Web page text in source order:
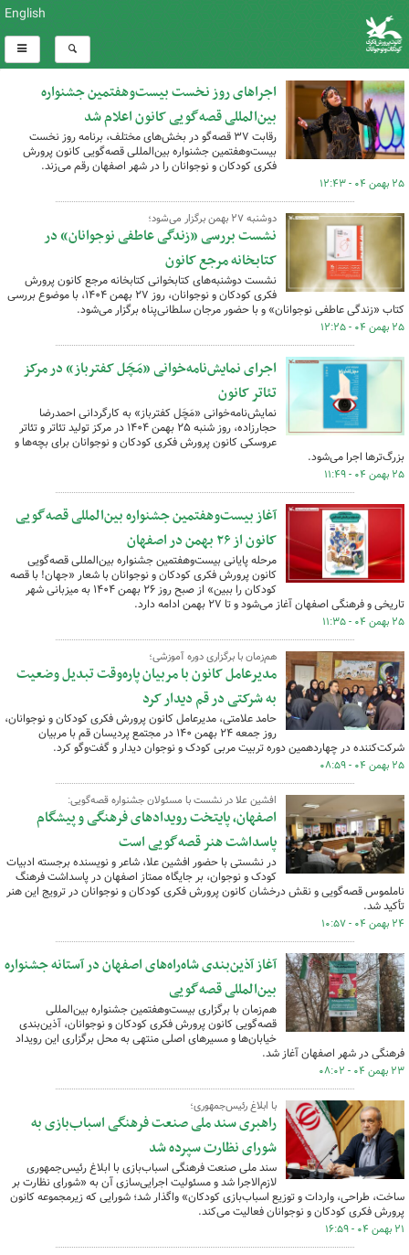
English
اجراهای روز نخست بیست‌وهفتمین جشنواره
بین‌المللی قصه‌گویی کانون اعلام شد
رقابت ۳۷ قصه‌گو در بخش‌های مختلف، برنامه روز نخست
بیست‌وهفتمین جشنواره بین‌المللی قصه‌گویی کانون پرورش
فکری کودکان و نوجوانان را در شهر اصفهان رقم می‌زند.
۲۵ بهمن ۰۴ - ۱۲:۴۳
دوشنبه ۲۷ بهمن برگزار می‌شود؛
نشست بررسی «زندگی عاطفی نوجوانان» در
کتابخانه مرجع کانون
نشست دوشنبه‌های کتابخوانی کتابخانه مرجع کانون پرورش
فکری کودکان و نوجوانان، روز ۲۷ بهمن ۱۴۰۴، با موضوع بررسی
کتاب «زندگی عاطفی نوجوانان» و با حضور مرجان سلطانی‌پناه برگزار می‌شود.
۲۵ بهمن ۰۴ - ۱۲:۲۵
اجرای نمایش‌نامه‌خوانی «مَچَل کفترباز» در مرکز
تئاتر کانون
نمایش‌نامه‌خوانی «مَچَل کفترباز» به کارگردانی احمدرضا
حجارزاده، روز شنبه ۲۵ بهمن ۱۴۰۴ در مرکز تولید تئاتر و تئاتر
عروسکی کانون پرورش فکری کودکان و نوجوانان برای بچه‌ها و
بزرگ‌ترها اجرا می‌شود.
۲۵ بهمن ۰۴ - ۱۱:۴۹
آغاز بیست‌وهفتمین جشنواره بین‌المللی قصه‌گویی
کانون از ۲۶ بهمن در اصفهان
مرحله پایانی بیست‌وهفتمین جشنواره بین‌المللی قصه‌گویی
کانون پرورش فکری کودکان و نوجوانان با شعار «جهان! با قصه
کودکان را ببین» از صبح روز ۲۶ بهمن ۱۴۰۴ به میزبانی شهر
تاریخی و فرهنگی اصفهان آغاز می‌شود و تا ۲۷ بهمن ادامه دارد.
۲۵ بهمن ۰۴ - ۱۱:۳۵
هم‌زمان با برگزاری دوره آموزشی؛
مدیرعامل کانون با مربیان پاره‌وقت تبدیل وضعیت
به شرکتی در قم دیدار کرد
حامد علامتی، مدیرعامل کانون پرورش فکری کودکان و نوجوانان،
روز جمعه ۲۴ بهمن ۱۴۰ در مجتمع پردیسان قم با مربیان
شرکت‌کننده در چهاردهمین دوره تربیت مربی کودک و نوجوان دیدار و گفت‌وگو کرد.
۲۵ بهمن ۰۴ - ۰۸:۵۹
افشین علا در نشست با مسئولان جشنواره قصه‌گویی:
اصفهان، پایتخت رویدادهای فرهنگی و پیشگام
پاسداشت هنر قصه‌گویی است
در نشستی با حضور افشین علا، شاعر و نویسنده برجسته‌ ادبیات
کودک و نوجوان، بر جایگاه ممتاز اصفهان در پاسداشت فرهنگ
ناملموس قصه‌گویی و نقش درخشان کانون پرورش فکری کودکان و نوجوانان در ترویج این هنر
تأکید شد.
۲۴ بهمن ۰۴ - ۱۰:۵۷
آغاز آذین‌بندی شاه‌راه‌های اصفهان در آستانه جشنواره
بین‌المللی قصه‌گویی
هم‌زمان با برگزاری بیست‌وهفتمین جشنواره بین‌المللی
قصه‌گویی کانون پرورش فکری کودکان و نوجوانان، آذین‌بندی
خیابان‌ها و مسیرهای اصلی منتهی به محل برگزاری این رویداد
فرهنگی در شهر اصفهان آغاز شد.
۲۳ بهمن ۰۴ - ۰۸:۰۲
با ابلاغ رئیس‌جمهوری؛
راهبری سند ملی صنعت فرهنگی اسباب‌بازی به
شورای نظارت سپرده شد
سند ملی صنعت فرهنگی اسباب‌بازی با ابلاغ رئیس‌جمهوری
لازم‌الاجرا شد و مسئولیت اجرایی‌سازی آن به «شورای نظارت بر
ساخت، طراحی، واردات و توزیع اسباب‌بازی کودکان» واگذار شد؛ شورایی که زیرمجموعه کانون
پرورش فکری کودکان و نوجوانان فعالیت‌ می‌کند.
۲۱ بهمن ۰۴ - ۱۶:۵۹